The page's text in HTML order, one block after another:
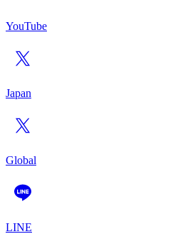
YouTube
Japan
Global
LINE